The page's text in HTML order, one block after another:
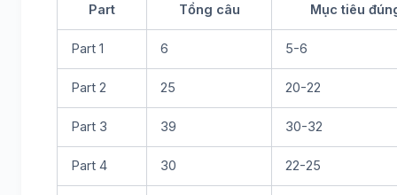
Part Tổng câu Mục tiêu
Part 1 6 5-6
Part 2 25 20-22
Part 3 39 30-32
Part 4 30 22-25